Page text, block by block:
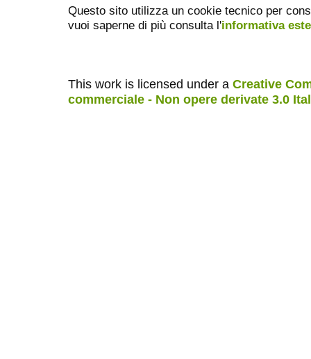
Questo sito utilizza un cookie tecnico per
vuoi saperne di più consulta l'informativa
This work is licensed under a Creative
commerciale - Non opere derivate 3.0